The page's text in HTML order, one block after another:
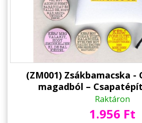
(ZM001) Zsákbamacska -
magadból –
Raktáron
1.956 Ft